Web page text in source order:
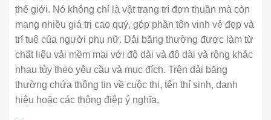
thế giới. Nó không chỉ là vật trang trí đơn thuần mà còn
mang nhiều giá trị cao quý, góp phần tôn vinh vẻ đẹp và
trí tuệ của người phụ nữ. Dải băng thường được làm từ
chất liệu vải mềm mại với độ dài và độ dài và rộng khác
nhau tùy theo yêu cầu và mục đích. Trên dải băng
thường chứa thông tin về cuộc thi, tên thí sinh, danh
hiệu hoặc các thông điệp ý nghĩa.